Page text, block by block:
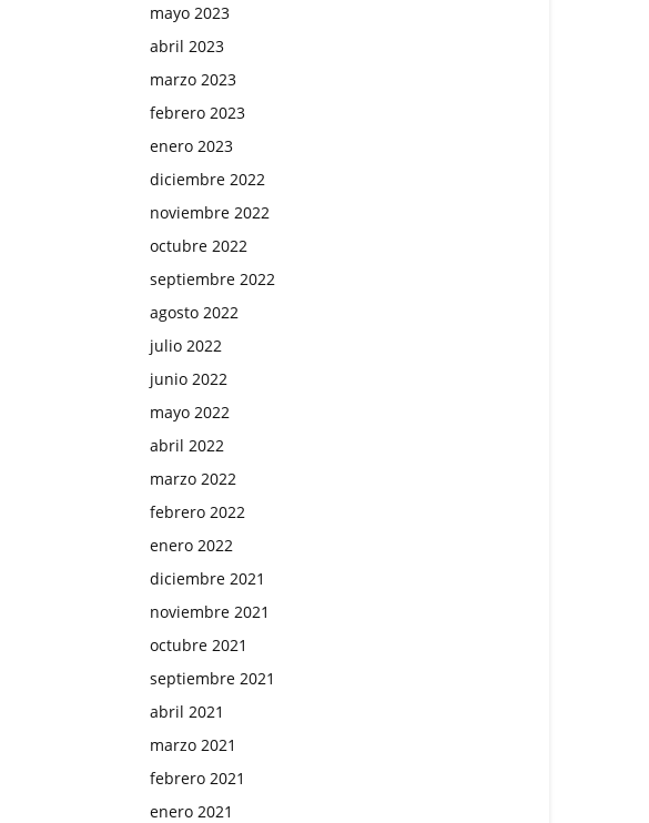
mayo 2023
abril 2023
marzo 2023
febrero 2023
enero 2023
diciembre 2022
noviembre 2022
octubre 2022
septiembre 2022
agosto 2022
julio 2022
junio 2022
mayo 2022
abril 2022
marzo 2022
febrero 2022
enero 2022
diciembre 2021
noviembre 2021
octubre 2021
septiembre 2021
abril 2021
marzo 2021
febrero 2021
enero 2021